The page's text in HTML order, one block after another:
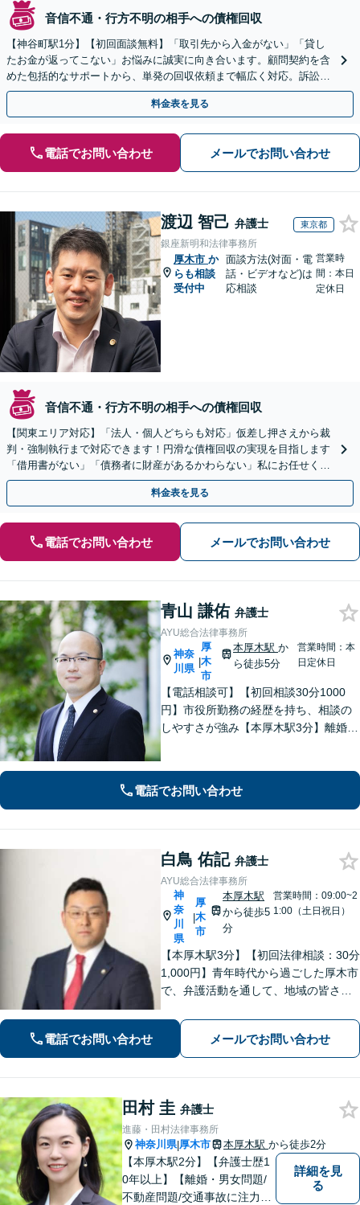
音信不通・行方不明の相手への債権回収
【神谷町駅1分】【初回面談無料】「取引先から入金がない」「貸し
たお金が返ってこない」お悩みに誠実に向き合います。顧問契約を含
めた包括的なサポートから、単発の回収依頼まで幅広く対応。訴訟や
交渉で、権利を守るために尽力【夜間相談可】
料金表を見る
電話でお問い合わせ メールでお問い合わせ
渡辺 智己 弁護士 東京都
銀座新明和法律事務所
厚木市 か
らも相談
受付中
面談方法(対面・電
話・ビデオなど)は
応相談
営業時
間：本日
定休日
音信不通・行方不明の相手への債権回収
【関東エリア対応】「法人・個人どちらも対応」仮差し押さえから裁
判・強制執行まで対応できます！円滑な債権回収の実現を目指します
「借用書がない」「債務者に財産があるかわらない」私にお任せくだ
さい！【分割払いあり】【休日・夜間相談可】
料金表を見る
電話でお問い合わせ メールでお問い合わせ
青山 謙佑 弁護士
AYU総合法律事務所
神奈
川県
|
厚
木
市
本厚木駅か
ら徒歩5分
営業時間：本
日定休日
【電話相談可】【初回相談30分1000
円】市役所勤務の経歴を持ち、相談の
しやすさが強み【本厚木駅3分】離婚・
一人で抱え込まずにご連絡ください。
電話でお問い合わせ
白鳥 佑記 弁護士
AYU総合法律事務所
神
奈
川
県
|
厚
木
市
本厚木駅
から徒歩5
分
営業時間：09:00~2
1:00（土日祝日）
【本厚木駅3分】【初回法律相談：30分
1,000円】青年時代から過ごした厚木市
で、弁護活動を通して、地域の皆さま
産・インターネット問題など幅広い分
野に対応可能です。【休日・夜間対
応】
電話でお問い合わせ メールでお問い合わせ
田村 圭 弁護士
進藤・田村法律事務所
神奈川県|厚木市 本厚木駅 から徒歩2分
【本厚木駅2分】【弁護士歴1
0年以上】【離婚・男女問題/
不動産問題/交通事故に注力】
詳細を見
る